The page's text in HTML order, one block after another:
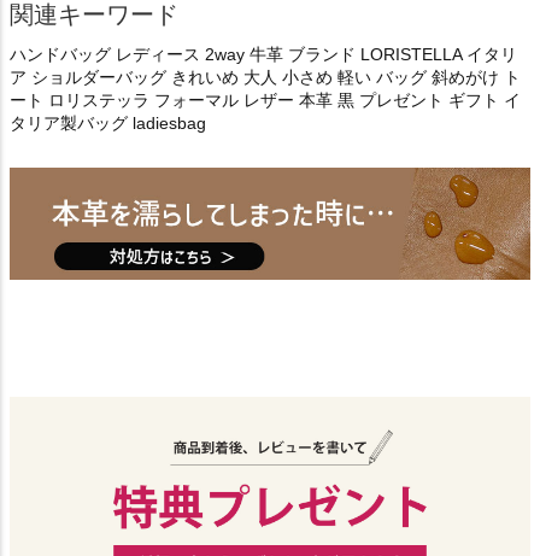
関連キーワード
ハンドバッグ レディース 2way 牛革 ブランド LORISTELLA イタリ
ア ショルダーバッグ きれいめ 大人 小さめ 軽い バッグ 斜めがけ ト
ート ロリステッラ フォーマル レザー 本革 黒 プレゼント ギフト イ
タリア製バッグ ladiesbag